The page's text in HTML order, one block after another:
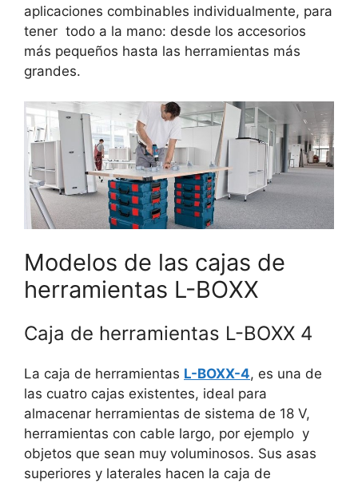
aplicaciones combinables individualmente, para
tener todo a la mano: desde los accesorios
más pequeños hasta las herramientas más
grandes.
Modelos de las cajas de
herramientas L-BOXX
Caja de herramientas L-BOXX 4
La caja de herramientas L-BOXX-4, es una de
las cuatro cajas existentes, ideal para
almacenar herramientas de sistema de 18 V,
herramientas con cable largo, por ejemplo y
objetos que sean muy voluminosos. Sus asas
superiores y laterales hacen la caja de